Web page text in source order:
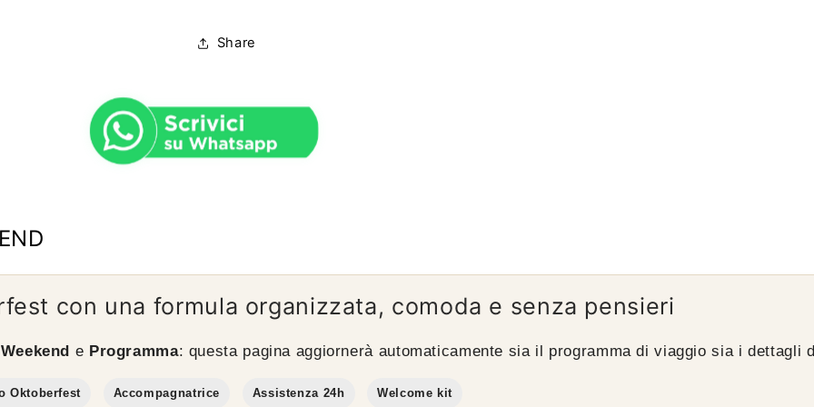
Share
con una formula organizzata, comoda e senza pensieri
Weekend e Programma: questa pagina aggiornerà automaticamente sia il programma di viaggio sia i dettagli
Oktoberfest Accompagnatrice Assistenza 24h Welcome kit